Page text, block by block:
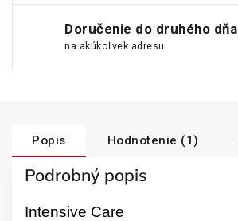
Doručenie do druhého dňa
na akúkoľvek adresu
Popis Hodnotenie (1)
Podrobný popis
Intensive Care